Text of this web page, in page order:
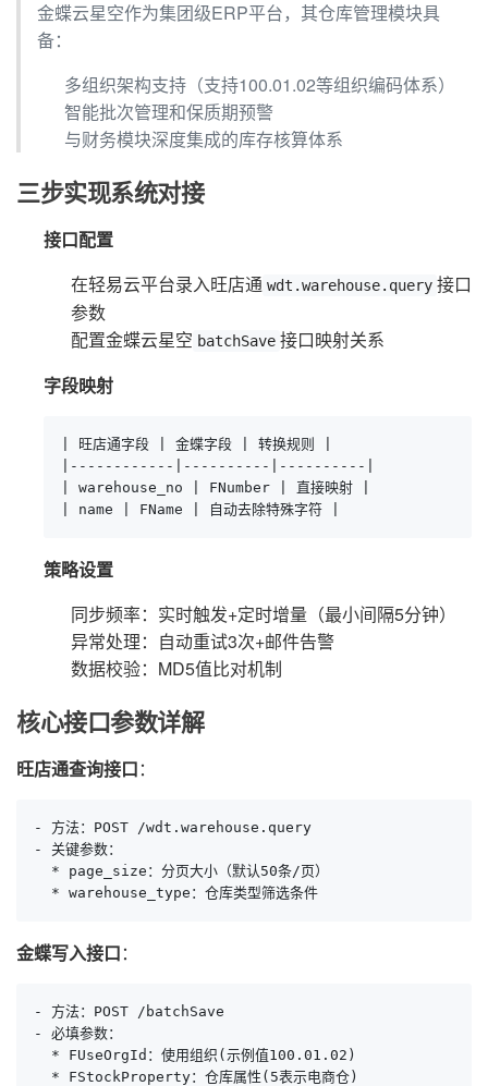
金蝶云星空作为集团级ERP平台，其仓库管理模块具
备：
多组织架构支持（支持100.01.02等组织编码体系）
智能批次管理和保质期预警
与财务模块深度集成的库存核算体系
三步实现系统对接
接口配置
在轻易云平台录入旺店通 wdt.warehouse.query 接口
参数
配置金蝶云星空 batchSave 接口映射关系
字段映射
| 旺店通字段 | 金蝶字段 | 转换规则 |
|------------|----------|----------|
| warehouse_no | FNumber | 直接映射 |
| name | FName | 自动去除特殊字符 |
策略设置
同步频率：实时触发+定时增量（最小间隔5分钟）
异常处理：自动重试3次+邮件告警
数据校验：MD5值比对机制
核心接口参数详解
旺店通查询接口：
- 方法：POST /wdt.warehouse.query
- 关键参数：
  * page_size：分页大小（默认50条/页）
  * warehouse_type：仓库类型筛选条件
金蝶写入接口：
- 方法：POST /batchSave
- 必填参数：
  * FUseOrgId：使用组织(示例值100.01.02)
  * FStockProperty：仓库属性(5表示电商仓)